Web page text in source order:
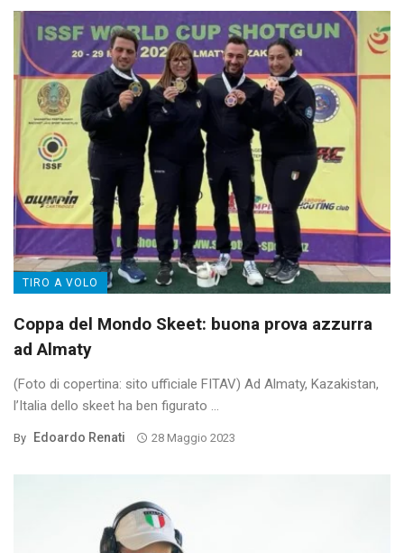
TIRO A VOLO
Coppa del Mondo Skeet: buona prova azzurra
ad Almaty
(Foto di copertina: sito ufficiale FITAV) Ad Almaty, Kazakistan,
l’Italia dello skeet ha ben figurato ...
By Edoardo Renati 28 Maggio 2023